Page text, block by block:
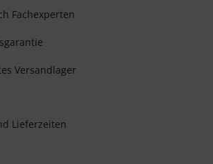
Fachexperten
Versandlager
Lieferzeiten